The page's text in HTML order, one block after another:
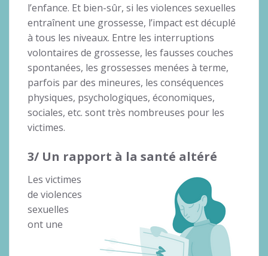
l’enfance. Et bien-sûr, si les violences sexuelles
entraînent une grossesse, l’impact est décuplé
à tous les niveaux. Entre les interruptions
volontaires de grossesse, les fausses couches
spontanées, les grossesses menées à terme,
parfois par des mineures, les conséquences
physiques, psychologiques, économiques,
sociales, etc. sont très nombreuses pour les
victimes.
3/ Un rapport à la santé altéré
Les victimes
de violences
sexuelles
ont une